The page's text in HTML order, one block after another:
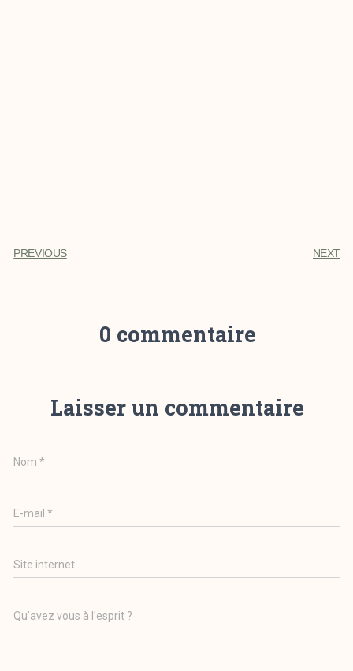
PREVIOUS NEXT
0 commentaire
Laisser un commentaire
Nom*
E-mail*
Site internet
Qu’avez vous à l’esprit ?